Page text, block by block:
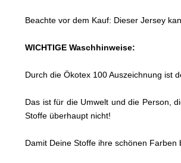
Beachte vor dem Kauf: Dieser Jersey
WICHTIGE Waschhinweise:
Durch die Ökotex 100 Auszeichnung ist
Das ist für die Umwelt und die Person,
Stoffe überhaupt nicht!
Damit Deine Stoffe ihre schönen